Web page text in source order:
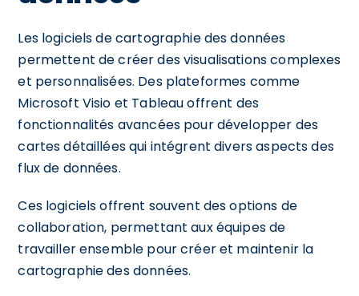
Les logiciels de cartographie des données
permettent de créer des visualisations complexes
et personnalisées. Des plateformes comme
Microsoft Visio et Tableau offrent des
fonctionnalités avancées pour développer des
cartes détaillées qui intégrent divers aspects des
flux de données.
Ces logiciels offrent souvent des options de
collaboration, permettant aux équipes de
travailler ensemble pour créer et maintenir la
cartographie des données.